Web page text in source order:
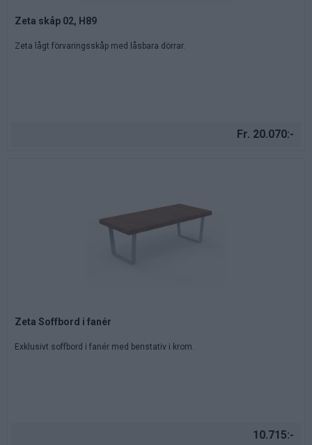
Zeta skåp 02, H89
Zeta lågt förvaringsskåp med låsbara dörrar.
Fr. 20.070:-
Zeta Soffbord i fanér
Exklusivt soffbord i fanér med benstativ i krom.
10.715:-